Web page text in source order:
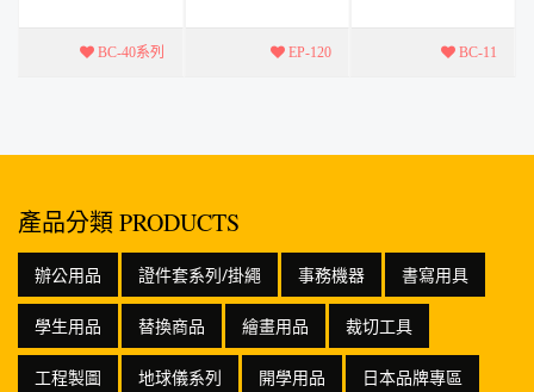
款 藍紅 黑紅
BC-40系列
Tomato 電腦閱
EP-120
650M *共三種
BC-11
產品分類 PRODUCTS
辦公用品 證件套系列/掛繩 事務機器 書寫用具
學生用品 替換商品 繪畫用品 裁切工具
工程製圖 地球儀系列 開學用品 日本品牌專區